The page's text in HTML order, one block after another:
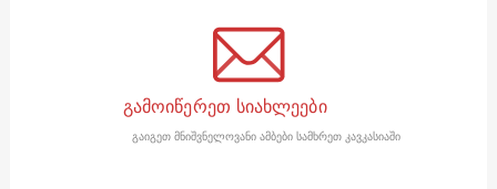
გამოიწერეთ სიახლეები
გაიგეთ მნიშვნელოვანი ამბები სამხრეთ კავკასიაში